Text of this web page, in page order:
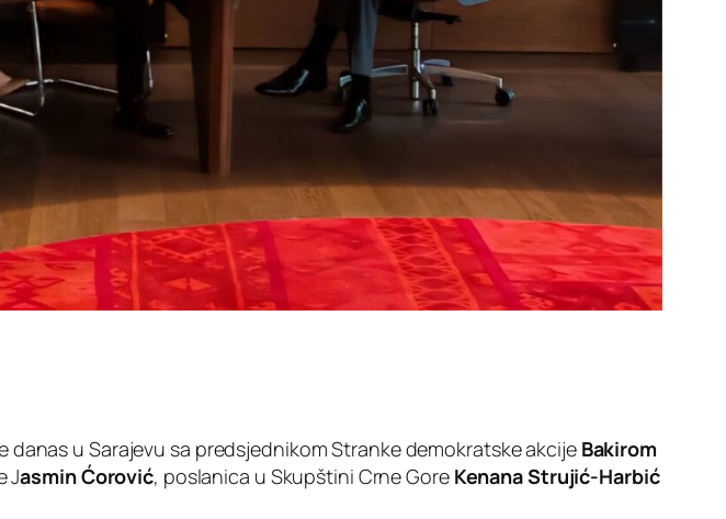
danas u Sarajevu sa predsjednikom Stranke demokratske akcije Bakirom
Jasmin Ćorović, poslanica u Skupštini Crne Gore Kenana Strujić-Harbić